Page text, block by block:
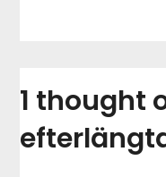
1 thought